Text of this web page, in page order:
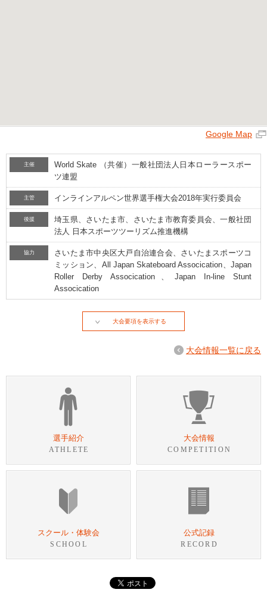
Google Map
主催
World Skate （共催）一般社団法人日本ローラースポー
ツ連盟
主管 インラインアルペン世界選手権大会2018年実行委員会
後援
埼玉県、さいたま市、さいたま市教育委員会、一般社団
法人 日本スポーツツーリズム推進機構
協力
さいたま市中央区大戸自治連合会、さいたまスポーツコ
ミッション、All Japan Skateboard Assocication、Japan
Roller Derby Assocication、Japan In-line Stunt
Assocication
大会要項を表示する
大会情報一覧に戻る
選手紹介
ATHLETE
大会情報
COMPETITION
スクール・体験会
SCHOOL
公式記録
RECORD